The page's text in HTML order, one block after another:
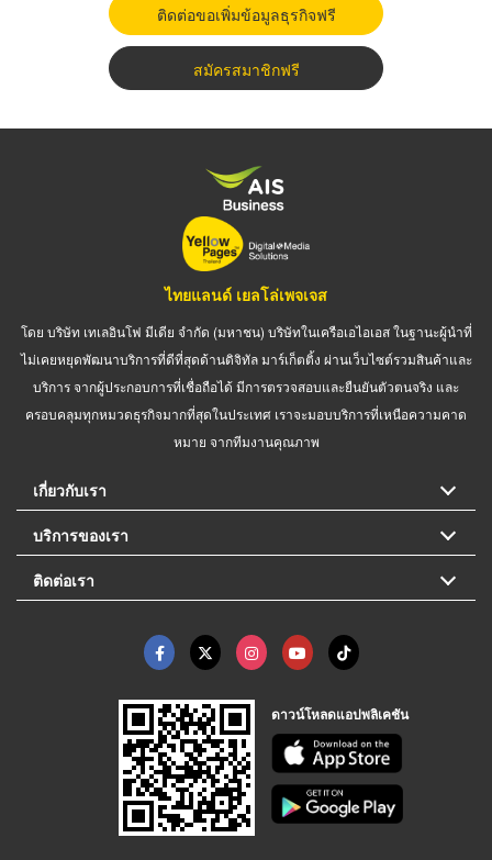
ติดต่อขอเพิ่มข้อมูลธุรกิจฟรี
สมัครสมาชิกฟรี
ไทยแลนด์ เยลโล่เพจเจส
โดย บริษัท เทเลอินโฟ มีเดีย จำกัด (มหาชน) บริษัทในเครือเอไอเอส ในฐานะผู้นำที่
ไม่เคยหยุดพัฒนาบริการที่ดีที่สุดด้านดิจิทัล มาร์เก็ตติ้ง ผ่านเว็บไซต์รวมสินค้าและ
บริการ จากผู้ประกอบการที่เชื่อถือได้ มีการตรวจสอบและยืนยันตัวตนจริง และ
ครอบคลุมทุกหมวดธุรกิจมากที่สุดในประเทศ เราจะมอบบริการที่เหนือความคาด
หมาย จากทีมงานคุณภาพ
เกี่ยวกับเรา
บริการของเรา
ติดต่อเรา
ดาวน์โหลดแอปพลิเคชัน